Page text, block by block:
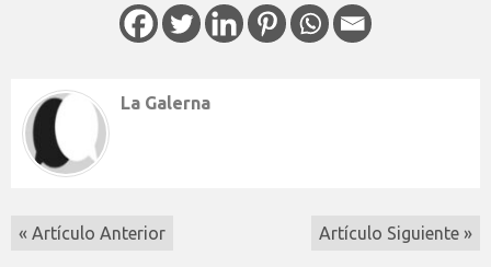
La Galerna
« Artículo Anterior Artículo Siguiente »